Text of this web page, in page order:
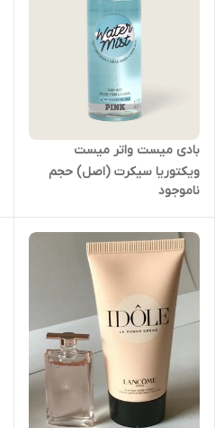
بادی میست واتر میست
ویکتوریا سیکرت (اصل) حجم
water mist body mist 250 ml
ناموجود